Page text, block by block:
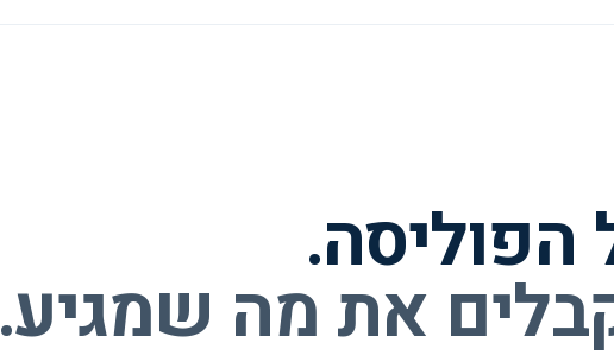
את מה שמגיע.